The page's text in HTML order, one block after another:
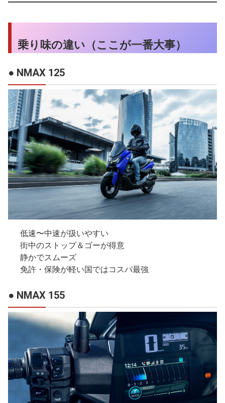
乗り味の違い（ここが一番大事）
● NMAX 125
低速〜中速が扱いやすい
街中のストップ＆ゴーが得意
静かでスムーズ
免許・保険が軽い国ではコスパ最強
● NMAX 155